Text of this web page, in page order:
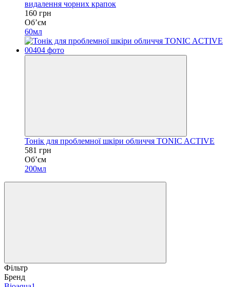
видалення чорних крапок
160 грн
Обʼєм
60мл
Тонік для проблемної шкіри обличчя TONIC ACTIVE
581 грн
Обʼєм
200мл
Фільтр
Бренд